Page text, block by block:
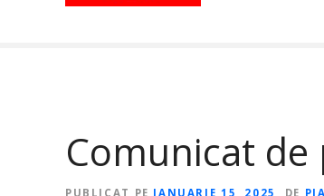
Comunicat
PUBLICAT PE IANUARIE 15, 2025 DE